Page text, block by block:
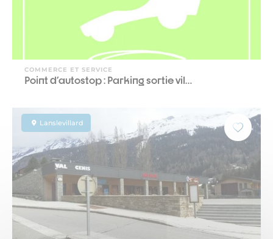
COMMERCE ET SERVICE
Point d'autostop : Parking sortie vil…
Lanslevillard